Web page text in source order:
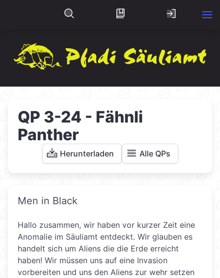
QP 3-24 - Fähnli
Panther
Herunterladen Alle QPs
Men in Black
Hallo zusammen, wir haben vor kurzer Zeit eine
Anomalie im Säuliamt entdeckt. Wir glauben es
handelt sich um Aliens die die Erde erreicht
haben! Wir müssen uns auf eine Invasion
vorbereiten und uns den Aliens zur wehr setzen